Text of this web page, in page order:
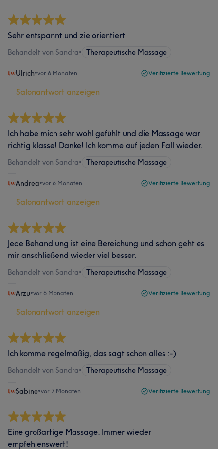
Sehr entspannt und zielorientiert
Behandelt von Sandra• Therapeutische Massage
Ulrich•vor 6 Monaten Verifizierte Bewertung
Salonantwort anzeigen
Ich habe mich sehr wohl gefühlt und die Massage war
richtig klasse! Danke! Ich komme auf jeden Fall wieder.
Behandelt von Sandra• Therapeutische Massage
Andrea•vor 6 Monaten Verifizierte Bewertung
Salonantwort anzeigen
Jede Behandlung ist eine Bereichung und schon geht es
mir anschließend wieder viel besser.
Behandelt von Sandra• Therapeutische Massage
Arzu•vor 6 Monaten Verifizierte Bewertung
Salonantwort anzeigen
Ich komme regelmäßig, das sagt schon alles :-)
Behandelt von Sandra• Therapeutische Massage
Sabine•vor 7 Monaten Verifizierte Bewertung
Eine großartige Massage. Immer wieder
empfehlenswert!